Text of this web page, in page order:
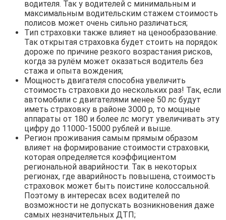
водителя. Так у водителей с минимальным и
максимальным водительским стажем стоимость
полисов может очень сильно различаться;
Тип страховки также влияет на ценообразование.
Так открытая страховка будет стоить на порядок
дороже по причине резкого возрастания рисков,
когда за рулём может оказаться водитель без
стажа и опыта вождения;
Мощность двигателя способна увеличить
стоимость страховки до нескольких раз! Так, если
автомобили с двигателями менее 50 лс будут
иметь страховку в районе 3000 р, то мощные
аппараты от 180 и более лс могут увеличивать эту
цифру до 11000-15000 рублей и выше.
Регион проживания самым прямым образом
влияет на формирование стоимости страховки,
которая определяется коэффициентом
региональной аварийности. Так в некоторых
регионах, где аварийность повышена, стоимость
страховок может быть поистине колоссальной.
Поэтому в интересах всех водителей по
возможности не допускать возникновения даже
самых незначительных ДТП;